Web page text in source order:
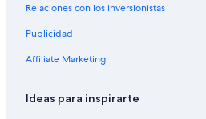
Hoteles con bar en Copacabana
Relaciones con los inversionistas
Publicidad
Affiliate Marketing
Ideas para inspirarte